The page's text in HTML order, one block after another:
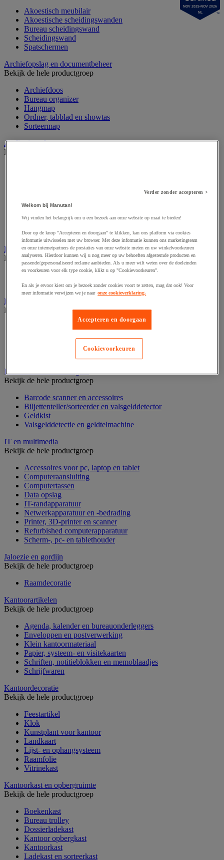
Akoestisch meubilair
Akoestische scheidingswanden
Bureau scheidingswand
Scheidingswand
Spatschermen
Archiefopslag en documentbeheer
Bekijk de hele productgroep
Archiefdoos
Bureau organizer
Hangmap
Ordner, tabblad en showtas
Sorteermap
Audiovisueel
Bekijk de hele productgroep
Fotocamera, videocamera en verrekijker
Professionele audio en geluidsopname
Projectie en videoprojectie-apparatuur
Studioverlichting en accessoires
Tv, dvd-speler en Blu-ray
Bewegwijzering en aanduidingsborden
Bekijk de hele productgroep
Deurnaambord
Pictogram
Folderrek en -houder
Bekijk de hele productgroep
Mobiel folderrek
Tafel folderstandaard
Inname en beheer van geld
Bekijk de hele productgroep
Barcode scanner en accessoires
Biljettenteller/sorteerder en valsgelddetector
Geldkist
Valsgelddetectie en geldtelmachine
IT en multimedia
Bekijk de hele productgroep
Accessoires voor pc, laptop en tablet
Computeraansluiting
Computertassen
Data opslag
IT-randapparatuur
Netwerkapparatuur en -bedrading
Printer, 3D-printer en scanner
Refurbished computerapparatuur
Scherm-, pc- en tablethouder
Jaloezie en gordijn
Bekijk de hele productgroep
Raamdecoratie
Kantoorartikelen
Bekijk de hele productgroep
Agenda, kalender en bureauonderleggers
Enveloppen en postverwerking
Klein kantoormateriaal
Papier, systeem- en visitekaarten
Schriften, notitieblokken en memoblaadjes
Schrijfwaren
Kantoordecoratie
Bekijk de hele productgroep
Feestartikel
Klok
Kunstplant voor kantoor
Landkaart
Lijst- en ophangsysteem
Raamfolie
Vitrinekast
Kantoorkast en opbergruimte
Bekijk de hele productgroep
Boekenkast
Bureau trolley
Dossierladekast
Kantoor opbergkast
Kantoorkast
Ladekast en sorteerkast
NOV 2025-NOV 2026
NL
Verder zonder accepteren >
Welkom bij Manutan!
Wij vinden het belangrijk om u een bezoek aan onze website op maat te bieden!
Door op de knop "Accepteren en doorgaan" te klikken, kan ons platform via cookies
informatie uitwisselen met uw browser. Met deze informatie kunnen ons marketingteam
en onze internetpartners de prestaties van onze website meten en uw winkelvoorkeuren
analyseren. Hierdoor kunnen wij u nog meer op uw behoeften afgestemde producten en
passende/gepersonaliseerd reclame aanbieden. Als u meer wilt weten over de doeleinden
en voorkeuren voor elk type cookie, klikt u op "Cookievoorkeuren".
En als je ervoor kiest om je bezoek zonder cookies voort te zetten, mag dat ook! Voor
meer informatie verwijzen we je naar onze cookieverklaring.
Accepteren en doorgaan
Cookievoorkeuren